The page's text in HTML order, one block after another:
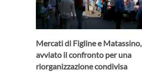
Mercati di Figline e Matassino,
avviato il confronto per una
riorganizzazione condivisa